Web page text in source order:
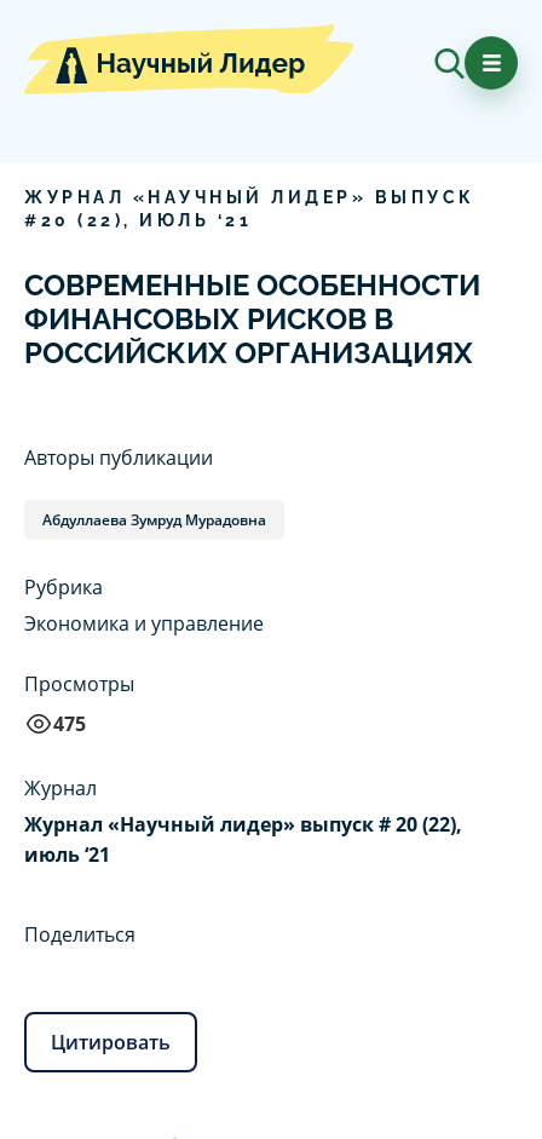
ЖУРНАЛ «НАУЧНЫЙ ЛИДЕР» ВЫПУСК
# 20 ( 22 ), ИЮЛЬ ‘21
СОВРЕМЕННЫЕ ОСОБЕННОСТИ
ФИНАНСОВЫХ РИСКОВ В
РОССИЙСКИХ ОРГАНИЗАЦИЯХ
Авторы публикации
Абдуллаева Зумруд Мурадовна
Рубрика
Экономика и управление
Просмотры
475
Журнал
Журнал «Научный лидер» выпуск # 20 (22),
июль ‘21
Поделиться
Цитировать